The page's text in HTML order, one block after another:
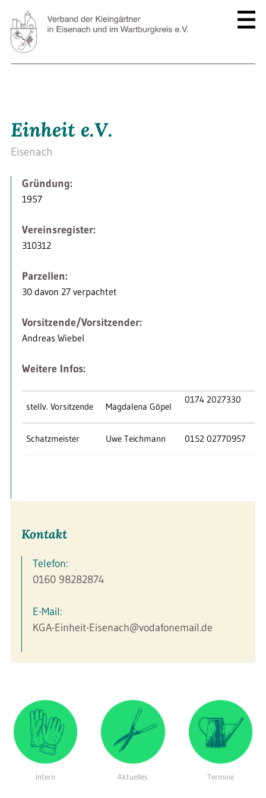
Einheit e.V.
Eisenach
Gründung:
1957
Vereinsregister:
310312
Parzellen:
30 davon 27 verpachtet
Vorsitzende/Vorsitzender:
Andreas Wiebel
Weitere Infos:
stellv. Vorsitzende Magdalena Göpel
0174 2027330
Schatzmeister Uwe Teichmann 0152 02770957
Kontakt
Telefon:
0160 98282874
E-Mail:
KGA-Einheit-Eisenach@vodafonemail.de
Intern Aktuelles Termine